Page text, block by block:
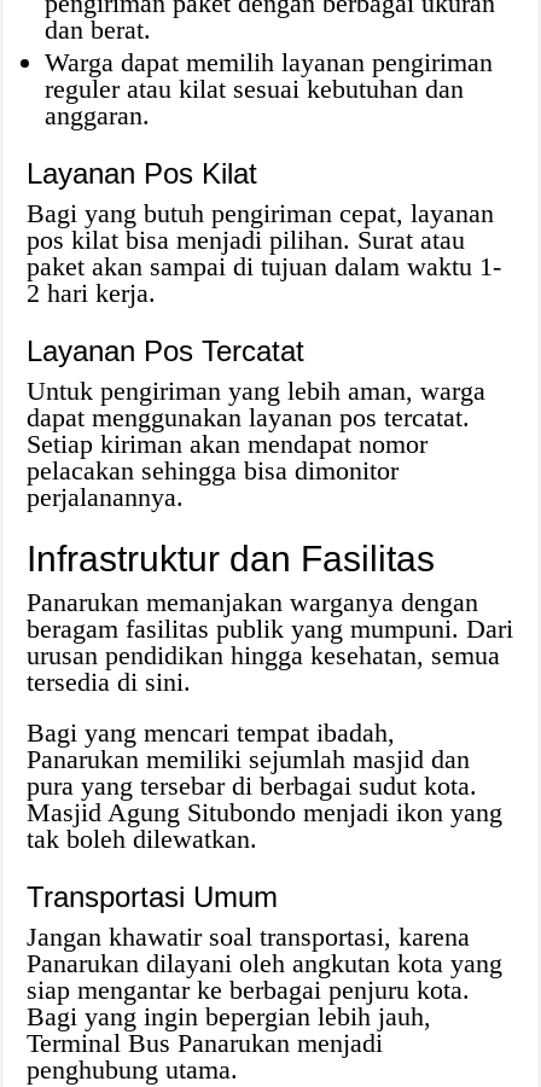
dan berat.
Warga dapat memilih layanan pengiriman
reguler atau kilat sesuai kebutuhan dan
anggaran.
Layanan Pos Kilat
Bagi yang butuh pengiriman cepat, layanan
pos kilat bisa menjadi pilihan. Surat atau
paket akan sampai di tujuan dalam waktu 1-
2 hari kerja.
Layanan Pos Tercatat
Untuk pengiriman yang lebih aman, warga
dapat menggunakan layanan pos tercatat.
Setiap kiriman akan mendapat nomor
pelacakan sehingga bisa dimonitor
perjalanannya.
Infrastruktur dan Fasilitas
Panarukan memanjakan warganya dengan
beragam fasilitas publik yang mumpuni. Dari
urusan pendidikan hingga kesehatan, semua
tersedia di sini.
Bagi yang mencari tempat ibadah,
Panarukan memiliki sejumlah masjid dan
pura yang tersebar di berbagai sudut kota.
Masjid Agung Situbondo menjadi ikon yang
tak boleh dilewatkan.
Transportasi Umum
Jangan khawatir soal transportasi, karena
Panarukan dilayani oleh angkutan kota yang
siap mengantar ke berbagai penjuru kota.
Bagi yang ingin bepergian lebih jauh,
Terminal Bus Panarukan menjadi
penghubung utama.